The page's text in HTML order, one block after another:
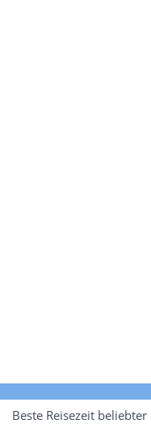
Beste Reisezeit